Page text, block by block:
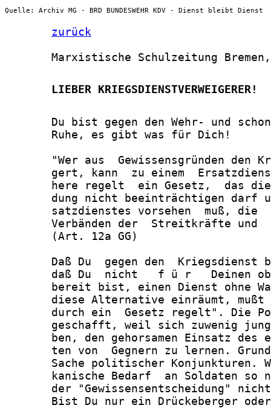
Quelle: Archiv MG - BRD BUNDESWEHR KDV - Dienst bleibt Dienst
zurück
Marxistische Schulzeitung
       LIEBER KRIEGSDIENSTVERWEIGERER!
Du bist gegen den Wehr- und
       Ruhe, es gibt was für Dich!
"Wer aus  Gewissensgründen den
gert, kann  zu einem
here regelt  ein Gesetz,  das
dung nicht beeinträchtigen darf
satzdienstes vorsehen  muß, die
Verbänden der  Streitkräfte und
       (Art. 12a GG)
Daß Du  gegen den  Kriegsdienst
daß Du  nicht   f ü r   Deinen
bereit bist, einen Dienst ohne
diese Alternative einräumt,
durch ein  Gesetz regelt". Die
geschafft, weil sich zuwenig
ben, den gehorsamen Einsatz des
ten von  Gegnern zu lernen.
Sache politischer Konjunkturen.
kanische Bedarf  an Soldaten so
der "Gewissensentscheidung"
Bist Du nur ein Drückeberger